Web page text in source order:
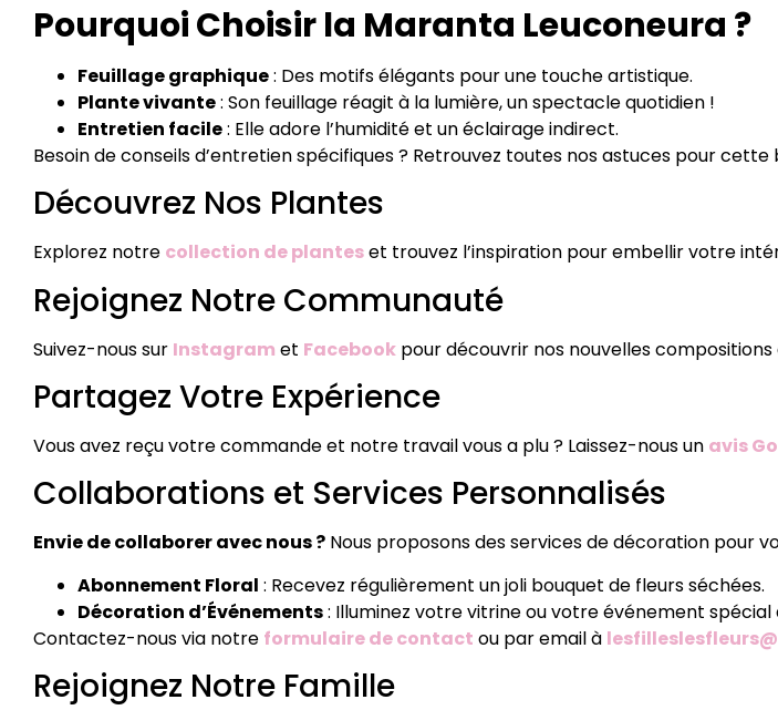
Pourquoi Choisir la Maranta Leuconeura ?
Feuillage graphique: Des motifs élégants pour une touche artistique.
Plante vivante: Son feuillage réagit à la lumière, un spectacle quotidien !
Entretien facile: Elle adore l’humidité et un éclairage indirect.
Besoin de conseils d’entretien spécifiques ? Retrouvez toutes nos astuces pour
Découvrez Nos Plantes
Explorez notre collection de planteset trouvez l’inspiration pour embellir votre
Rejoignez Notre Communauté
Suivez-nous sur Instagram et Facebook pour découvrir nos nouvelles
Partagez Votre Expérience
Vous avez reçu votre commande et notre travail vous a plu ? Laissez-nous un avis
Collaborations et Services Personnalisés
Envie de collaborer avec nous ? Nous proposons des services de décoration pour
Abonnement Floral : Recevez régulièrement un joli bouquet de fleurs séchées.
Décoration d’Événements: Illuminez votre vitrine ou votre événement spécial
Contactez-nous via notre formulaire de contact ou par email à
Rejoignez Notre Famille